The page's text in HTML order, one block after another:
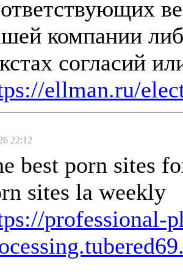
компании
согласий
ellman.ru/
22:12
best porn sites
sites la weekly
professional-